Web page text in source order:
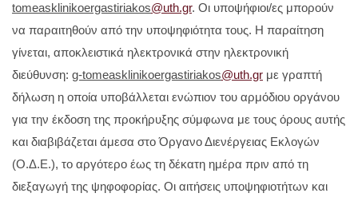
tomeasklinikoergastiriakos@uth.gr. Οι υποψήφιοι/ες μπορούν
να παραιτηθούν από την υποψηφιότητα τους. Η παραίτηση
γίνεται, αποκλειστικά ηλεκτρονικά στην ηλεκτρονική
διεύθυνση: g-tomeasklinikoergastiriakos@uth.gr με γραπτή
δήλωση η οποία υποβάλλεται ενώπιον του αρμόδιου οργάνου
για την έκδοση της προκήρυξης σύμφωνα με τους όρους αυτής
και διαβιβάζεται άμεσα στο Όργανο Διενέργειας Εκλογών
(Ο.Δ.Ε.), το αργότερο έως τη δέκατη ημέρα πριν από τη
διεξαγωγή της ψηφοφορίας. Οι αιτήσεις υποψηφιοτήτων και